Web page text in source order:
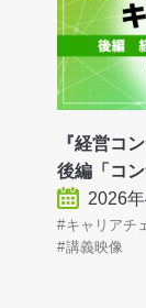
『経営コ
後編「コ
2026
キャリアチ
講義映像